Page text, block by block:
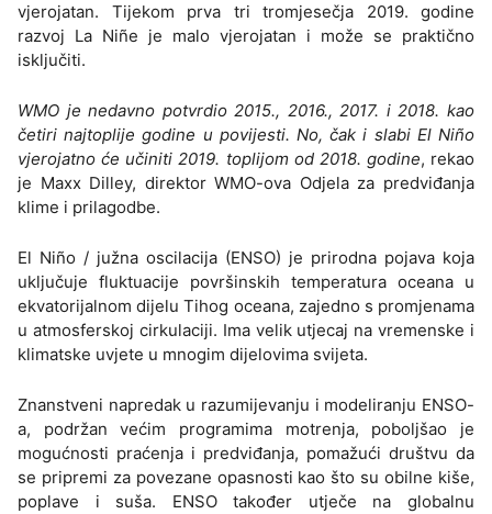
vjerojatan. Tijekom prva tri tromjesečja 2019. godine
razvoj La Niñe je malo vjerojatan i može se praktično
isključiti.
WMO je nedavno potvrdio 2015., 2016., 2017. i 2018. kao
četiri najtoplije godine u povijesti. No, čak i slabi El Niño
vjerojatno će učiniti 2019. toplijom od 2018. godine, rekao
je Maxx Dilley, direktor WMO-ova Odjela za predviđanja
klime i prilagodbe.
El Niño / južna oscilacija (ENSO) je prirodna pojava koja
uključuje fluktuacije površinskih temperatura oceana u
ekvatorijalnom dijelu Tihog oceana, zajedno s promjenama
u atmosferskoj cirkulaciji. Ima velik utjecaj na vremenske i
klimatske uvjete u mnogim dijelovima svijeta.
Znanstveni napredak u razumijevanju i modeliranju ENSO-
a, podržan većim programima motrenja, poboljšao je
mogućnosti praćenja i predviđanja, pomažući društvu da
se pripremi za povezane opasnosti kao što su obilne kiše,
poplave i suša. ENSO također utječe na globalnu